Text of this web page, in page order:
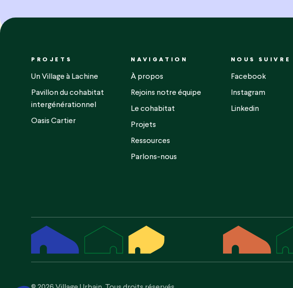
PROJETS
Un Village à Lachine
Pavillon du cohabitat
intergénérationnel
Oasis Cartier
NAVIGATION
À propos
Rejoins notre équipe
Le cohabitat
Projets
Ressources
Parlons-nous
NOUS SUIVRE
Facebook
Instagram
Linkedin